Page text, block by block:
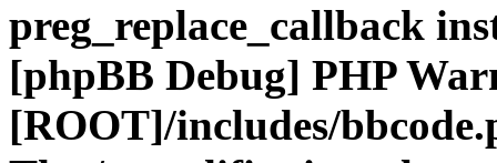
preg_replace_callback
[phpBB Debug] PHP
[ROOT]/includes/